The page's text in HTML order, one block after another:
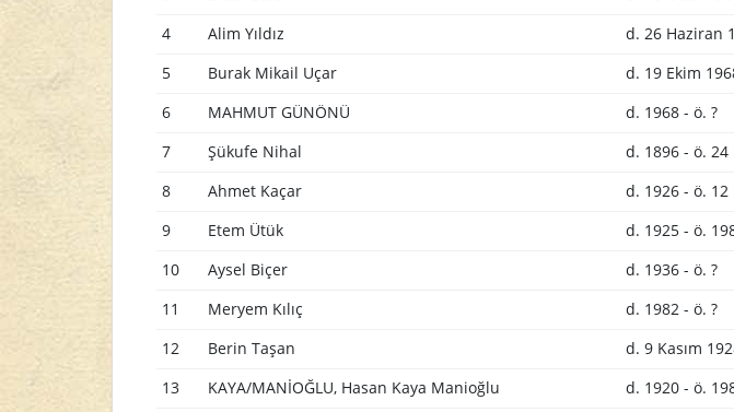
4 Alim Yıldız d. 26 Haziran
5 Burak Mikail Uçar d. 19 Ekim
6 MAHMUT GÜNÖNÜ d. 1968 - ö. ?
7 Şükufe Nihal d. 1896 - ö. 24
8 Ahmet Kaçar d. 1926 - ö. 12
9 Etem Ütük d. 1925 - ö.
10 Aysel Biçer d. 1936 - ö. ?
11 Meryem Kılıç d. 1982 - ö. ?
12 Berin Taşan d. 9 Kasım
13 KAYA/MANİOĞLU, Hasan Kaya Manioğlu d. 1920 - ö.